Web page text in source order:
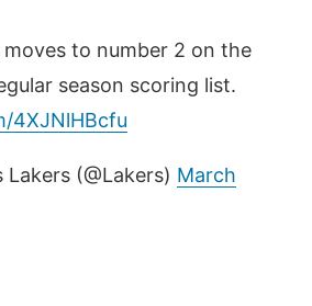
moves to number 2 on the
season scoring list.
4XJNlHBcfu
(@Lakers) March